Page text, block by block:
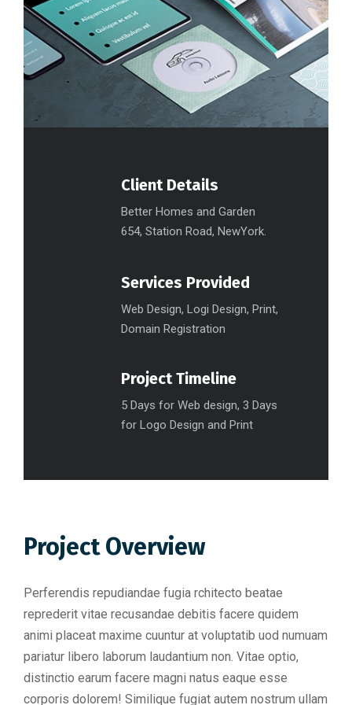
Client Details
Better Homes and Garden
654, Station Road, NewYork.
Services Provided
Web Design, Logi Design, Print,
Domain Registration
Project Timeline
5 Days for Web design, 3 Days
for Logo Design and Print
Project Overview
Perferendis repudiandae fugia rchitecto beatae
reprederit vitae recusandae debitis facere quidem
animi placeat maxime cuuntur at voluptatib uod numuam
pariatur libero laborum laudantium non. Vitae optio,
distinctio earum facere magni natus eaque esse
corporis dolorem! Similique fugiat autem nostrum ullam